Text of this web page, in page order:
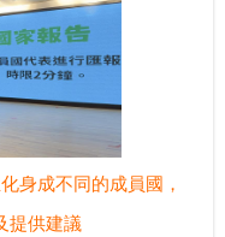
身成不同的成員國，
提供建議